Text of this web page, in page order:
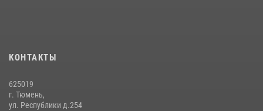
Росгвардейцы в День семьи, любви и верности оказали помощь
жителям Тюмени, оказавшимся в сложной жизненной ситуации
КОНТАКТЫ
625019
г. Тюмень,
ул. Республики д.254